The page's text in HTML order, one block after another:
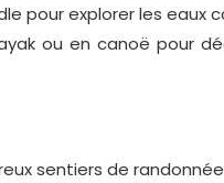
pour explorer les eaux
ou en canoë pour
sentiers de